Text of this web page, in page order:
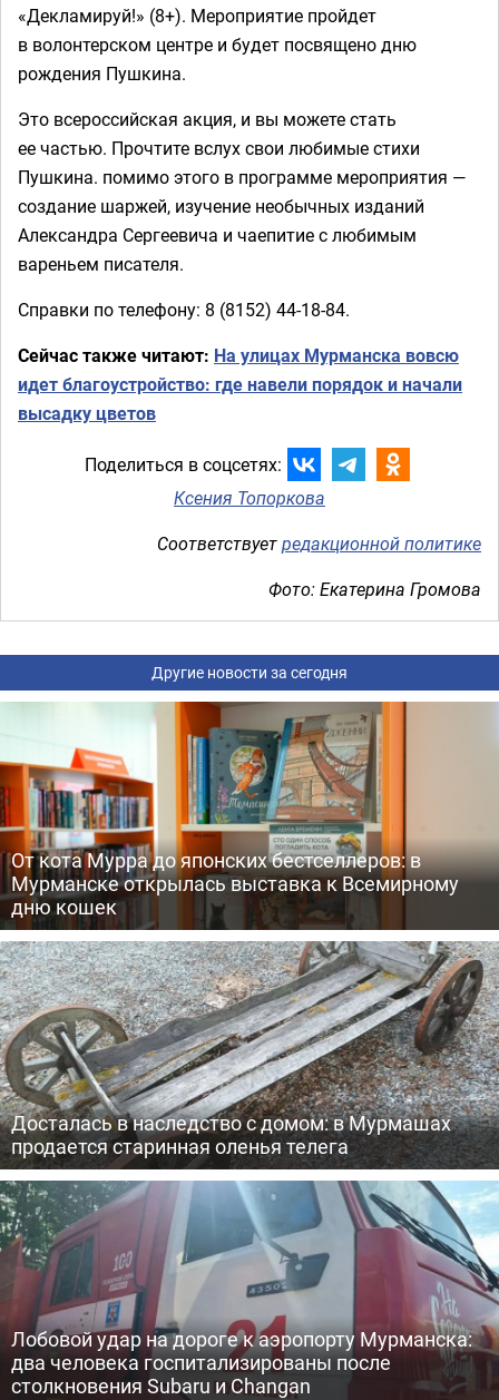
«Декламируй!» (8+). Мероприятие пройдет
в волонтерском центре и будет посвящено дню
рождения Пушкина.
Это всероссийская акция, и вы можете стать
ее частью. Прочтите вслух свои любимые стихи
Пушкина. помимо этого в программе мероприятия —
создание шаржей, изучение необычных изданий
Александра Сергеевича и чаепитие с любимым
вареньем писателя.
Справки по телефону: 8 (8152) 44-18-84.
Сейчас также читают: На улицах Мурманска вовсю
идет благоустройство: где навели порядок и начали
высадку цветов
Поделиться в соцсетях:
Ксения Топоркова
Соответствуетредакционной политике
Фото: Екатерина Громова
Другие новости за сегодня
От кота Мурра до японских бестселлеров: в
Мурманске открылась выставка к Всемирному
дню кошек
Досталась в наследство с домом: в Мурмашах
продается старинная оленья телега
Лобовой удар на дороге к аэропорту Мурманска:
два человека госпитализированы после
столкновения Subaru и Changan